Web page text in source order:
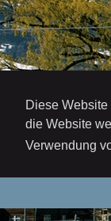
Diese
die Website
Verwendung